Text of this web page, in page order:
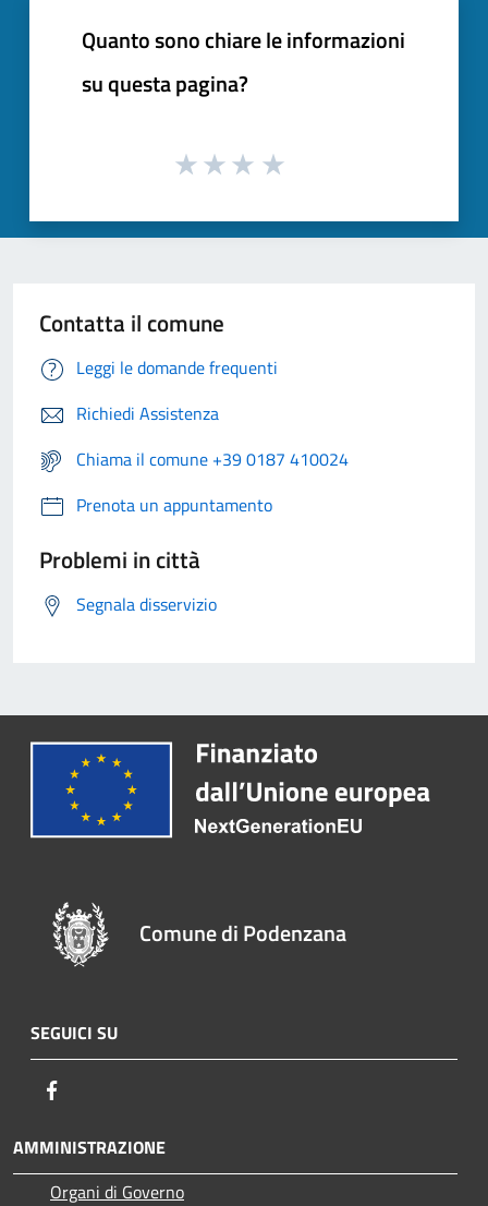
Quanto sono chiare le informazioni
su questa pagina?
Contatta il comune
Leggi le domande frequenti
Richiedi Assistenza
Chiama il comune +39 0187 410024
Prenota un appuntamento
Problemi in città
Segnala disservizio
Comune di Podenzana
SEGUICI SU
AMMINISTRAZIONE
Organi di Governo